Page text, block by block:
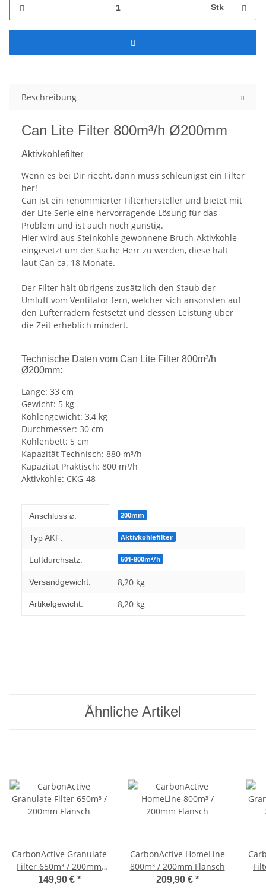
Stk
Beschreibung
Can Lite Filter 800m³/h Ø200mm
Aktivkohlefilter
Wenn es bei Dir riecht, dann muss schleunigst ein Filter
her!
Can ist ein renommierter Filterhersteller und bietet mit
der Lite Serie eine hervorragende Lösung für das
Problem und ist auch noch günstig.
Hier wird aus Steinkohle gewonnene Bruch-Aktivkohle
eingesetzt um der Sache Herr zu werden, diese hält
laut Can ca. 18 Monate.
Der Filter hält übrigens zusätzlich den Staub der
Umluft vom Ventilator fern, welcher sich ansonsten auf
den Lüfterrädern festsetzt und dessen Leistung über
die Zeit erheblich mindert.
Technische Daten vom Can Lite Filter 800m³/h
Ø200mm:
Länge: 33 cm
Gewicht: 5 kg
Kohlengewicht: 3,4 kg
Durchmesser: 30 cm
Kohlenbett: 5 cm
Kapazität Technisch: 880 m³/h
Kapazität Praktisch: 800 m³/h
Aktivkohle: CKG-48
Produkteigenschaft
Wert
Anschluss ⌀: 200mm
Typ AKF: Aktivkohlefilter
Luftdurchsatz: 601-800m³/h
Versandgewicht: 8,20 kg
Artikelgewicht: 8,20 kg
Ähnliche Artikel
CarbonActive Granulate
Filter 650m³ / 200mm
Flansch
149,90 € *
CarbonActive HomeLine
800m³ / 200mm Flansch
209,90 € *